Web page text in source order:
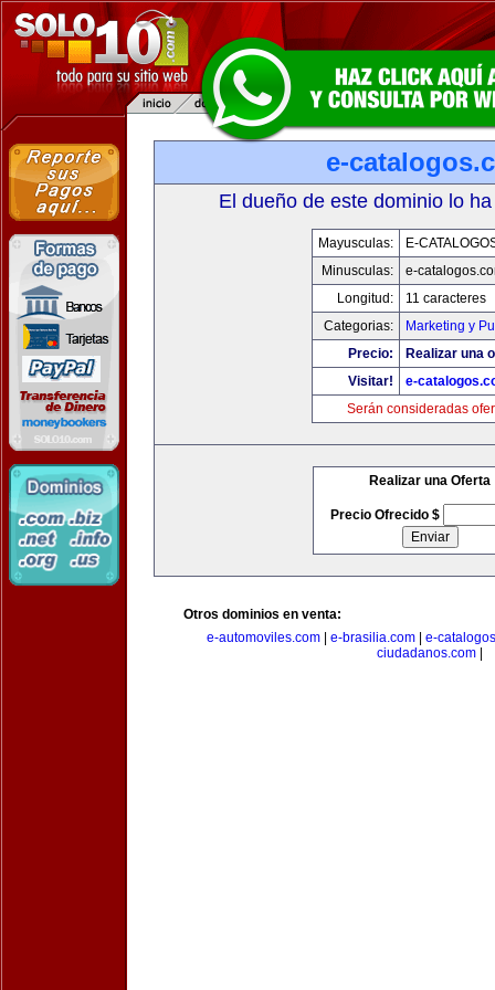
e-
El dueño de este dominio lo
Mayusculas:
E-
Minusculas:
e-
Longitud:
11 caracteres
Categorias:
Marketing y
Precio:
Realizar una
Visitar!
e-
Serán consideradas
Realizar una Oferta
Precio Ofrecido $
Otros dominios en venta:
e-automoviles.com
e-brasilia.com
e-
ciudadanos.com